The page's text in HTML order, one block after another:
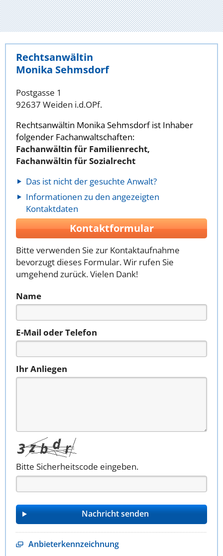
Rechtsanwältin
Monika Sehmsdorf
Postgasse 1
92637 Weiden i.d.OPf.
Rechtsanwältin Monika Sehmsdorf ist Inhaber
folgender Fachanwaltschaften:
Fachanwältin für Familienrecht,
Fachanwältin für Sozialrecht
Das ist nicht der gesuchte Anwalt?
Informationen zu den angezeigten
Kontaktdaten
Kontaktformular
Bitte verwenden Sie zur Kontaktaufnahme
bevorzugt dieses Formular. Wir rufen Sie
umgehend zurück. Vielen Dank!
Name
E-Mail oder Telefon
Ihr Anliegen
Bitte Sicherheitscode eingeben.
Anbieterkennzeichnung